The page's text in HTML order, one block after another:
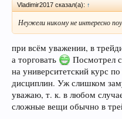
Vladimir2017 сказал(а): ↑
Неужели никому не интересно
при всём уважении, в
а торговать
Посмотрел
на университетский курс
дисциплин. Уж слишком
уважаю, т. к. в любом
сложные вещи обычно в